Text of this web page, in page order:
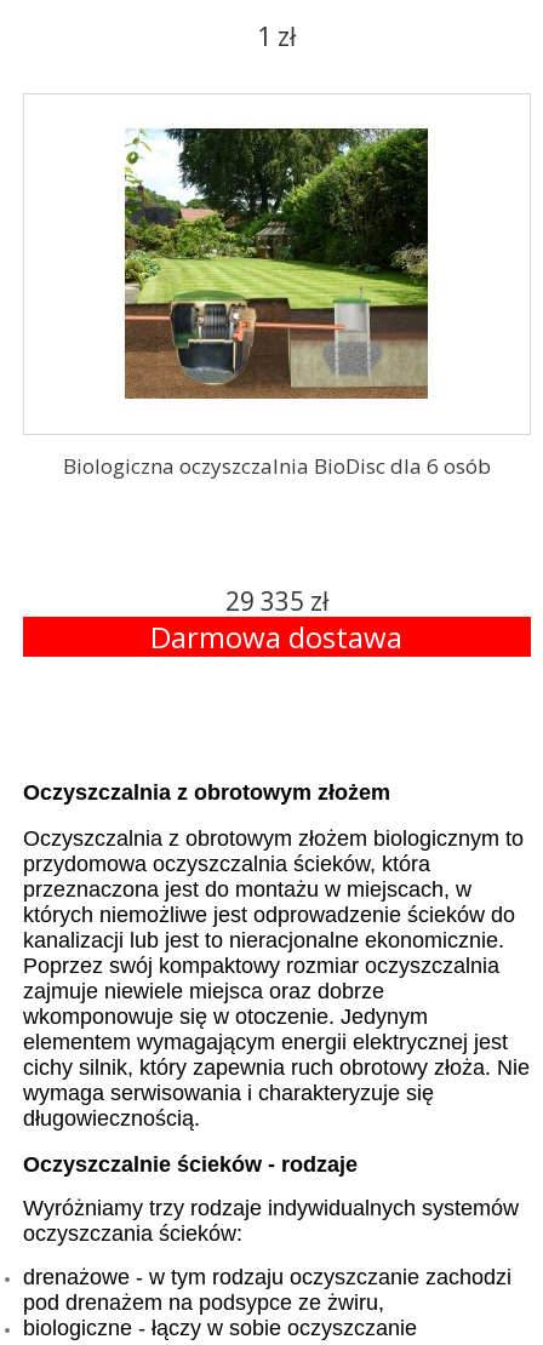
1 zł
Biologiczna oczyszczalnia BioDisc dla 6 osób
29 335 zł
Darmowa dostawa
Oczyszczalnia z obrotowym złożem
Oczyszczalnia z obrotowym złożem biologicznym to
przydomowa oczyszczalnia ścieków, która
przeznaczona jest do montażu w miejscach, w
których niemożliwe jest odprowadzenie ścieków do
kanalizacji lub jest to nieracjonalne ekonomicznie.
Poprzez swój kompaktowy rozmiar oczyszczalnia
zajmuje niewiele miejsca oraz dobrze
wkomponowuje się w otoczenie. Jedynym
elementem wymagającym energii elektrycznej jest
cichy silnik, który zapewnia ruch obrotowy złoża. Nie
wymaga serwisowania i charakteryzuje się
długowiecznością.
Oczyszczalnie ścieków - rodzaje
Wyróżniamy trzy rodzaje indywidualnych systemów
oczyszczania ścieków:
drenażowe - w tym rodzaju oczyszczanie zachodzi
pod drenażem na podsypce ze żwiru,
biologiczne - łączy w sobie oczyszczanie